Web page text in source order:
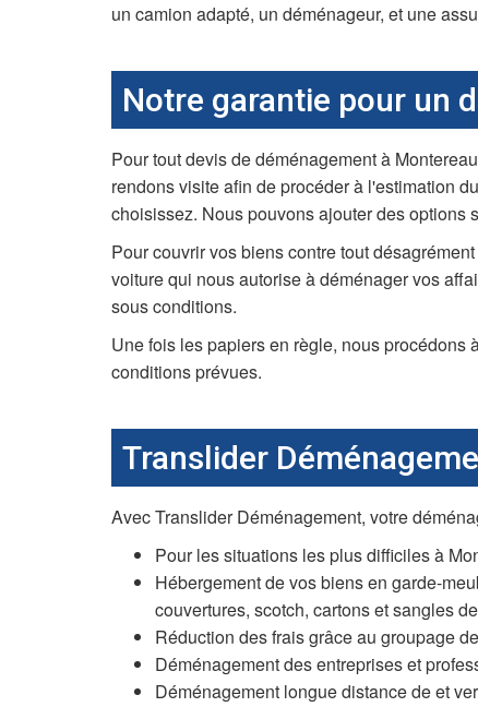
un camion adapté, un déménageur, et une
Notre garantie pour un
Pour tout devis de déménagement à
rendons visite afin de procéder à l'estimation
choisissez. Nous pouvons ajouter des options
Pour couvrir vos biens contre tout
voiture qui nous autorise à déménager vos
sous conditions.
Une fois les papiers en règle, nous procédons
conditions prévues.
Translider
Avec Translider Déménagement, votre
Pour les situations les plus difficiles à
Hébergement de vos biens en garde-
couvertures, scotch, cartons et sangles
Réduction des frais grâce au groupage
Déménagement des entreprises et
Déménagement longue distance de et